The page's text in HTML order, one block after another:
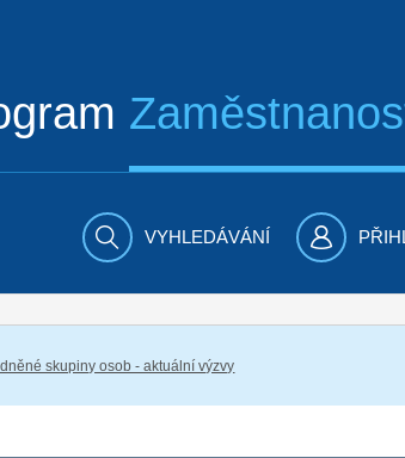
VYHLEDÁVÁNÍ
skupiny osob - aktuální výzvy